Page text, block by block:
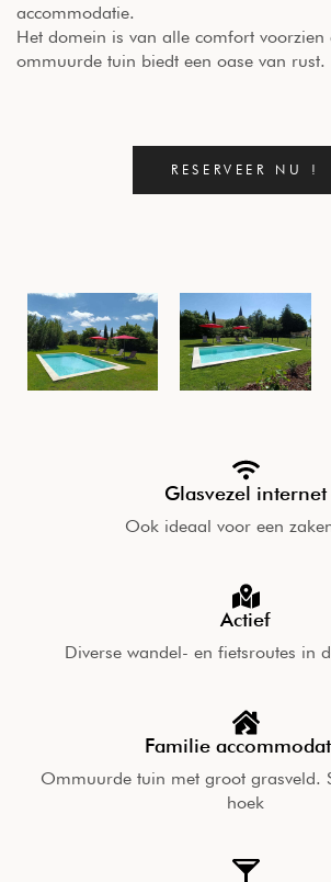
accommodatie.
Het domein is van alle comfort voorzien
ommuurde tuin biedt een oase van rust.
RESERVEER NU !
Glasvezel internet
Ook ideaal voor een
Actief
Diverse wandel- en fietsroutes in
Familie
Ommuurde tuin met groot grasveld.
hoek